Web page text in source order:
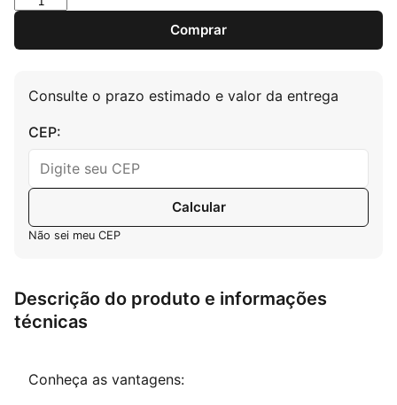
Quantidade
Comprar
Consulte o prazo estimado e valor da entrega
CEP:
Calcular
Não sei meu CEP
Descrição do produto e informações
técnicas
Conheça as vantagens: